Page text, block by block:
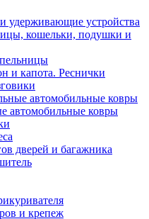
удерживающие устройства
кошельки, подушки и
и капота. Реснички
автомобильные ковры
автомобильные ковры
дверей и багажника
и крепеж